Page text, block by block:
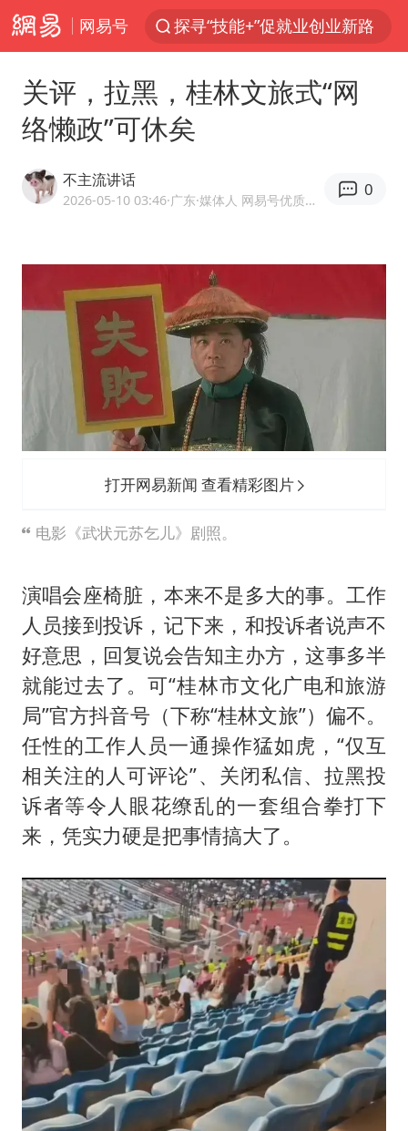
网易号
探寻“技能+”促就业创业新路
顾客结账把钱扔地上 服务员霸气扔回
香港殿堂级填词人黎彼得因病离世 终年76岁
弹药库存告急 美军补货难
太阳表面最高分辨率图像来了
总书记关心百姓身边这些民生大事
关评，拉黑，桂林文旅式“网
络懒政”可休矣
不主流讲话
2026-05-10 03:46·广东 ·媒体人 网易号优质内容创作者
0
打开网易新闻 查看精彩图片
电影《武状元苏乞儿》剧照。
演唱会座椅脏，本来不是多大的事。工作
人员接到投诉，记下来，和投诉者说声不
好意思，回复说会告知主办方，这事多半
就能过去了。可“桂林市文化广电和旅游
局”官方抖音号（下称“桂林文旅”）偏不。
任性的工作人员一通操作猛如虎，“仅互
相关注的人可评论”、关闭私信、拉黑投
诉者等令人眼花缭乱的一套组合拳打下
来，凭实力硬是把事情搞大了。